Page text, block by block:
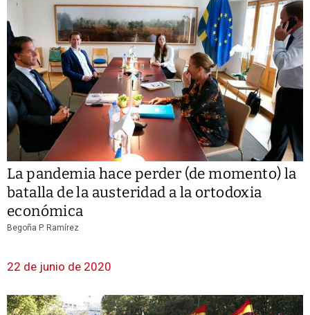
La pandemia hace perder (de momento) la
batalla de la austeridad a la ortodoxia
económica
Begoña P. Ramírez
22 de junio de 2020